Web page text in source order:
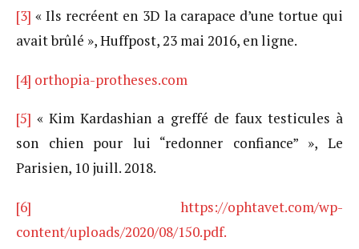
[3] « Ils recréent en 3D la carapace d’une tortue qui
avait brûlé », Huffpost, 23 mai 2016, en ligne.
[4] orthopia-protheses.com
[5] « Kim Kardashian a greffé de faux testicules à
son chien pour lui “redonner confiance” », Le
Parisien, 10 juill. 2018.
[6]
https://ophtavet.com/wp-
content/uploads/2020/08/150.pdf.